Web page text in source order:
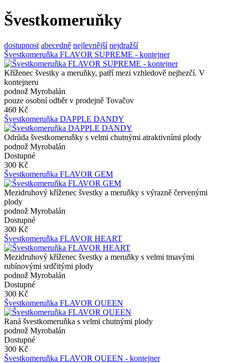
Švestkomeruňky
dostupnost abecedně nejlevnější nejdražší
Švestkomeruňka FLAVOR SUPREME - kontejner
Kříženec švestky a meruňky, patří mezi vzhledově nejhezčí. V
kontejneru
podnož Myrobalán
pouze osobní odběr v prodejně Tovačov
460 Kč
Švestkomeruňka DAPPLE DANDY
Odrůda švestkomeruňky s velmi chutnými atraktivními plody
podnož Myrobalán
Dostupné
300 Kč
Švestkomeruňka FLAVOR GEM
Mezidruhový kříženec švestky a meruňky s výrazně červenými
plody
podnož Myrobalán
Dostupné
300 Kč
Švestkomeruňka FLAVOR HEART
Mezidruhový kříženec švestky a meruňky s velmi tmavými
rubínovými srdčitými plody
podnož Myrobalán
Dostupné
300 Kč
Švestkomeruňka FLAVOR QUEEN
Raná švestkomeruňka s velmi chutnými plody
podnož Myrobalán
Dostupné
300 Kč
Švestkomeruňka FLAVOR QUEEN - kontejner